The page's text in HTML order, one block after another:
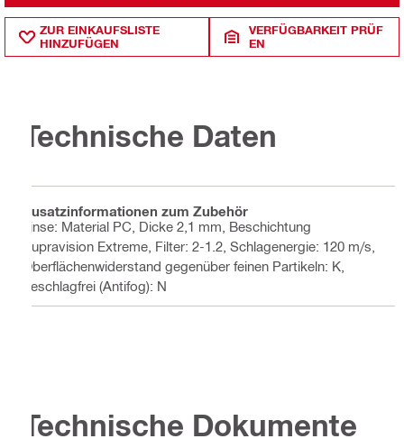
ZUR EINKAUFSLISTE
HINZUFÜGEN
VERFÜGBARKEIT PRÜF
EN
Technische Daten
Zusatzinformationen zum Zubehör
Linse: Material PC, Dicke 2,1 mm, Beschichtung
Supravision Extreme, Filter: 2-1.2, Schlagenergie: 120 m/s,
Oberflächenwiderstand gegenüber feinen Partikeln: K,
beschlagfrei (Antifog): N
Technische Dokumente